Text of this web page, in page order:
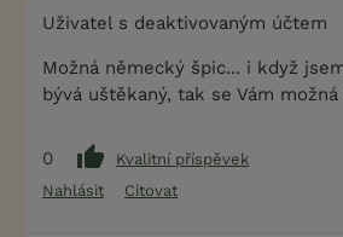
Uživatel s deaktivovaným účtem
Možná německý špic... i když
bývá uštěkaný, tak se Vám
0
Kvalitní příspěvek
Nahlásit
Citovat